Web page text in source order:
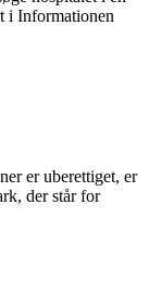
i Informationen
er uberettiget, er
der står for